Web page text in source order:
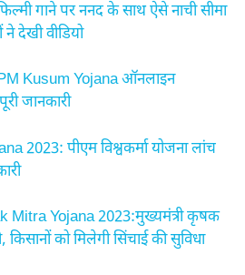
गाने पर ननद के साथ ऐसे नाची सीमा
ने देखी वीडियो
Kusum Yojana ऑनलाइन
जानकारी
2023: पीएम विश्वकर्मा योजना लांच
Mitra Yojana 2023:मुख्यमंत्री कृषक
किसानों को मिलेगी सिंचाई की सुविधा